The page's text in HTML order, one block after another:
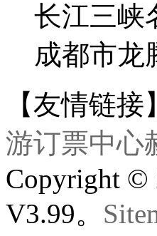
长江三峡
成都市龙
【友情链接】
游订票中心
Copyright ©
V3.99。